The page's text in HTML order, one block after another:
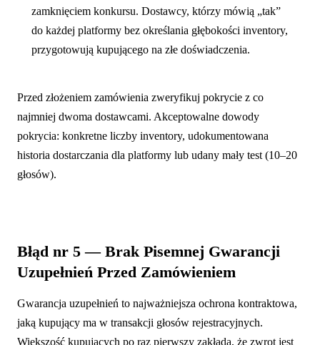
zamknięciem konkursu. Dostawcy, którzy mówią „tak”
do każdej platformy bez określania głębokości inventory,
przygotowują kupującego na złe doświadczenia.
Przed złożeniem zamówienia zweryfikuj pokrycie z co
najmniej dwoma dostawcami. Akceptowalne dowody
pokrycia: konkretne liczby inventory, udokumentowana
historia dostarczania dla platformy lub udany mały test (10–20
głosów).
Błąd nr 5 — Brak Pisemnej Gwarancji
Uzupełnień Przed Zamówieniem
Gwarancja uzupełnień to najważniejsza ochrona kontraktowa,
jaką kupujący ma w transakcji głosów rejestracyjnych.
Większość kupujących po raz pierwszy zakłada, że zwrot jest